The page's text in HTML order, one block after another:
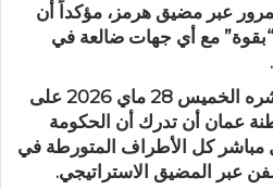
عبر مضيق هرمز، مؤكداً أن
“بقوة” مع أي جهات ضالعة في
وقال بيسنت، في منشور نشره الخميس 28 ماي 2026 على
عمان أن تدرك أن الحكومة
كل الأطراف المتورطة في
عبر المضيق الاستراتيجي.